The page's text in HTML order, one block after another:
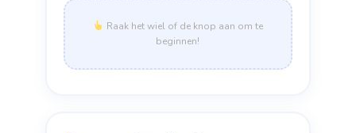
Raak het wiel of de knop aan om te
beginnen!